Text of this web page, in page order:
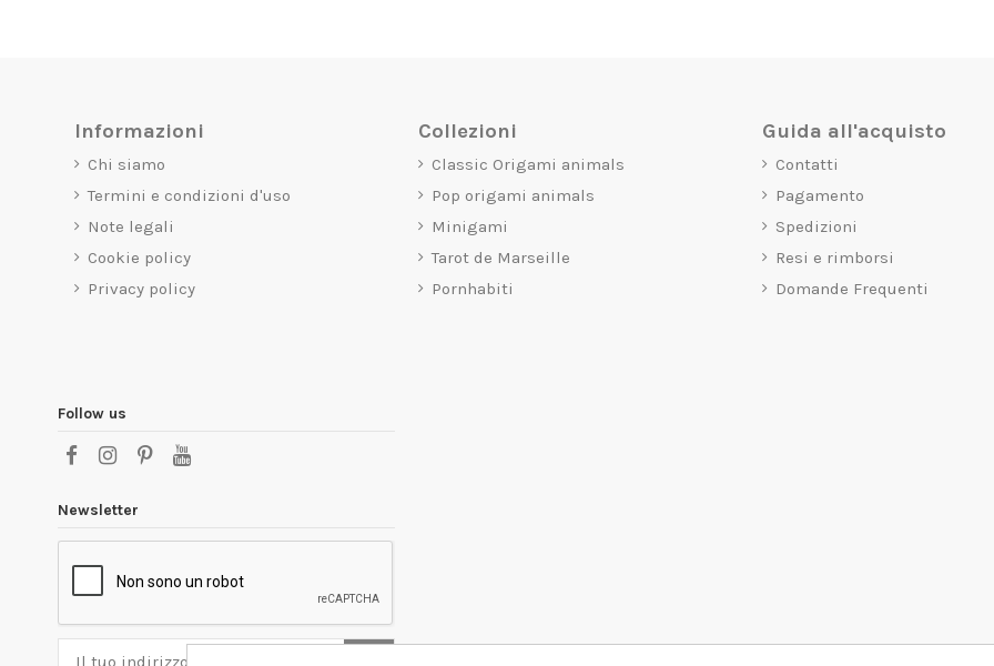
Informazioni
Chi siamo
Termini e condizioni d'uso
Note legali
Cookie policy
Privacy policy
Collezioni
Classic Origami animals
Pop origami animals
Minigami
Tarot de Marseille
Pornhabiti
Guida all'acquisto
Contatti
Pagamento
Spedizioni
Resi e rimborsi
Domande Frequenti
Follow us
Newsletter